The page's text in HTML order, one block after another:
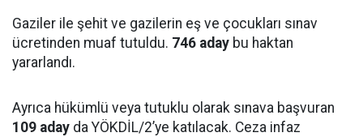
Gaziler ile şehit ve gazilerin eş ve çocukları sınav
ücretinden muaf tutuldu. 746 aday bu haktan
yararlandı.
Ayrıca hükümlü veya tutuklu olarak sınava başvuran
109 aday da YÖKDİL/2’ye katılacak. Ceza infaz